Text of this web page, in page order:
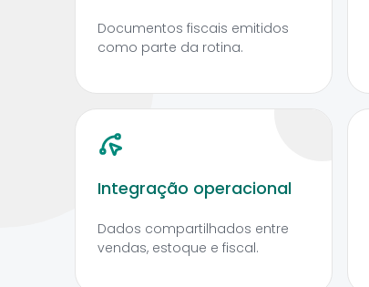
Documentos fiscais emitidos
como parte da rotina.
Integração operacional
Dados compartilhados entre
vendas, estoque e fiscal.